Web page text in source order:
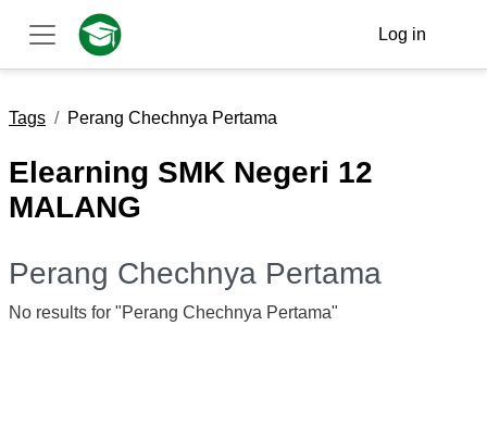
Skip to main content
Side panel
Log in
Tags Perang Chechnya Pertama
Elearning SMK Negeri 12
MALANG
Perang Chechnya Pertama
No results for "Perang Chechnya Pertama"